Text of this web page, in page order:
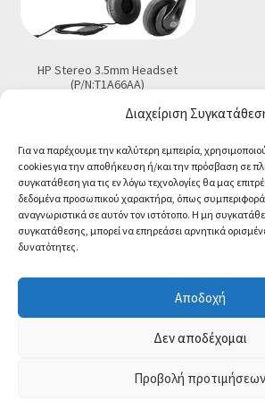
Διαχείριση
Για να παρέχουμε την καλύτερη εμπειρία,
cookies για την αποθήκευση ή/και την πρόσβαση σε
συγκατάθεση για τις εν λόγω τεχνολογίες θα μας
δεδομένα προσωπικού χαρακτήρα, όπως
αναγνωριστικά σε αυτόν τον ιστότοπο. Η μη
συγκατάθεσης, μπορεί να επηρεάσει αρνητικά
δυνατότητες.
Αποδοχή
Δεν αποδέχομαι
Προβολή προτιμήσεων
HP Stereo 3.5mm Headset
(P/N:T1A66AA)
Τελική τιμή
Προσθήκη στο καλάθι
© CA-MICROLAND 2026
Papaki Managed WordPress
WooCommerce